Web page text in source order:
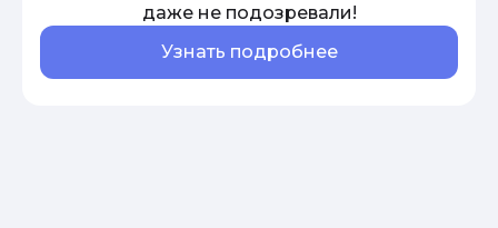
даже не подозревали!
Узнать подробнее